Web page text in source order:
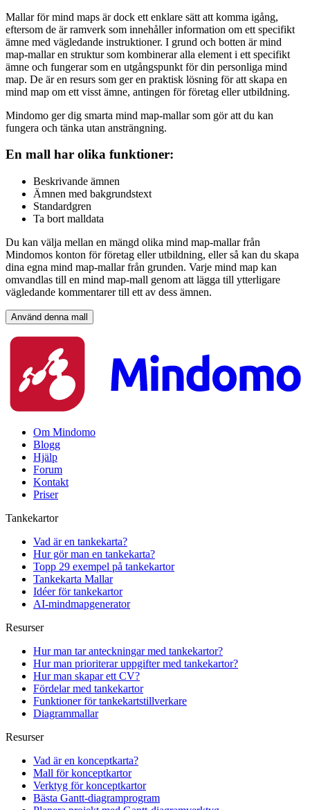
Mallar för mind maps är dock ett enklare sätt att komma igång,
eftersom de är ramverk som innehåller information om ett specifikt
ämne med vägledande instruktioner. I grund och botten är mind
map-mallar en struktur som kombinerar alla element i ett specifikt
ämne och fungerar som en utgångspunkt för din personliga mind
map. De är en resurs som ger en praktisk lösning för att skapa en
mind map om ett visst ämne, antingen för företag eller utbildning.
Mindomo ger dig smarta mind map-mallar som gör att du kan
fungera och tänka utan ansträngning.
En mall har olika funktioner:
Beskrivande ämnen
Ämnen med bakgrundstext
Standardgren
Ta bort malldata
Du kan välja mellan en mängd olika mind map-mallar från
Mindomos konton för företag eller utbildning, eller så kan du skapa
dina egna mind map-mallar från grunden. Varje mind map kan
omvandlas till en mind map-mall genom att lägga till ytterligare
vägledande kommentarer till ett av dess ämnen.
Använd denna mall
Om Mindomo
Blogg
Hjälp
Forum
Kontakt
Priser
Tankekartor
Vad är en tankekarta?
Hur gör man en tankekarta?
Topp 29 exempel på tankekartor
Tankekarta Mallar
Idéer för tankekartor
AI-mindmapgenerator
Resurser
Hur man tar anteckningar med tankekartor?
Hur man prioriterar uppgifter med tankekartor?
Hur man skapar ett CV?
Fördelar med tankekartor
Funktioner för tankekartstillverkare
Diagrammallar
Resurser
Vad är en konceptkarta?
Mall för konceptkartor
Verktyg för konceptkartor
Bästa Gantt-diagramprogram